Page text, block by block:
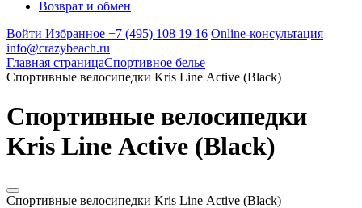
Возврат и обмен
Войти Избранное +7 (495) 108 19 16 Online-консультация
info@crazybeach.ru
Главная страницаСпортивное белье
Спортивные велосипедки Kris Line Active (Black)
Спортивные велосипедки
Kris Line Active (Black)
Спортивные велосипедки Kris Line Active (Black)